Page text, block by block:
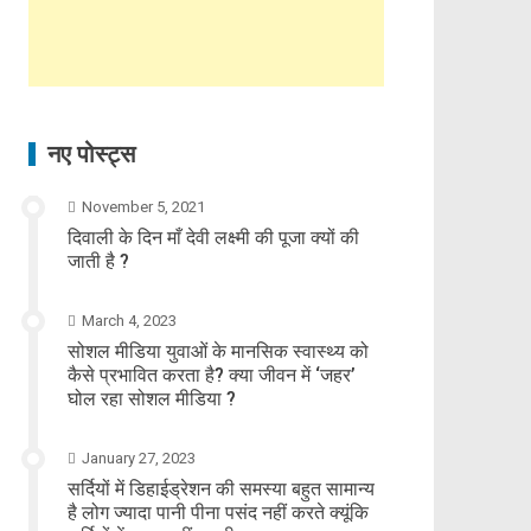
नए पोस्ट्स
November 5, 2021
दिवाली के दिन माँ देवी लक्ष्मी की पूजा क्यों की
जाती है ?
March 4, 2023
सोशल मीडिया युवाओं के मानसिक स्वास्थ्य को
कैसे प्रभावित करता है? क्या जीवन में ‘जहर’
घोल रहा सोशल मीडिया ?
January 27, 2023
सर्दियों में डिहाईड्रेशन की समस्या बहुत सामान्य
है लोग ज्यादा पानी पीना पसंद नहीं करते क्यूंकि